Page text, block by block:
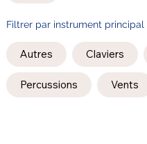
Filtrer par instrument principal
Autres Claviers
Percussions Vents